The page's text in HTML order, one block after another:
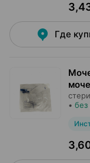
Где
• без